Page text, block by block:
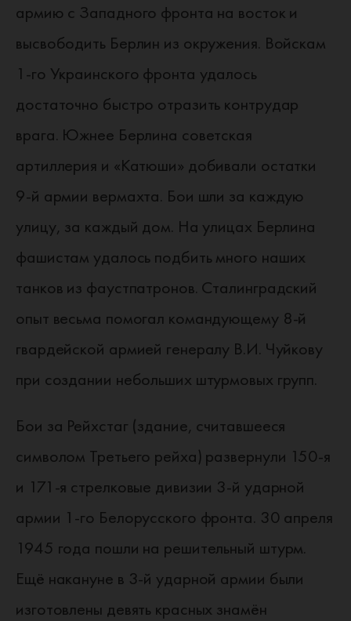
армию с Западного фронта на восток и
высвободить Берлин из окружения. Войскам
1-го Украинского фронта удалось
достаточно быстро отразить контрудар
врага. Южнее Берлина советская
артиллерия и «Катюши» добивали остатки
9-й армии вермахта. Бои шли за каждую
улицу, за каждый дом. На улицах Берлина
фашистам удалось подбить много наших
танков из фаустпатронов. Сталинградский
опыт весьма помогал командующему 8-й
гвардейской армией генералу В.И. Чуйкову
при создании небольших штурмовых групп.
Бои за Рейхстаг (здание, считавшееся
символом Третьего рейха) развернули 150-я
и 171-я стрелковые дивизии 3-й ударной
армии 1-го Белорусского фронта. 30 апреля
1945 года пошли на решительный штурм.
Ещё накануне в 3-й ударной армии были
изготовлены девять красных знамён